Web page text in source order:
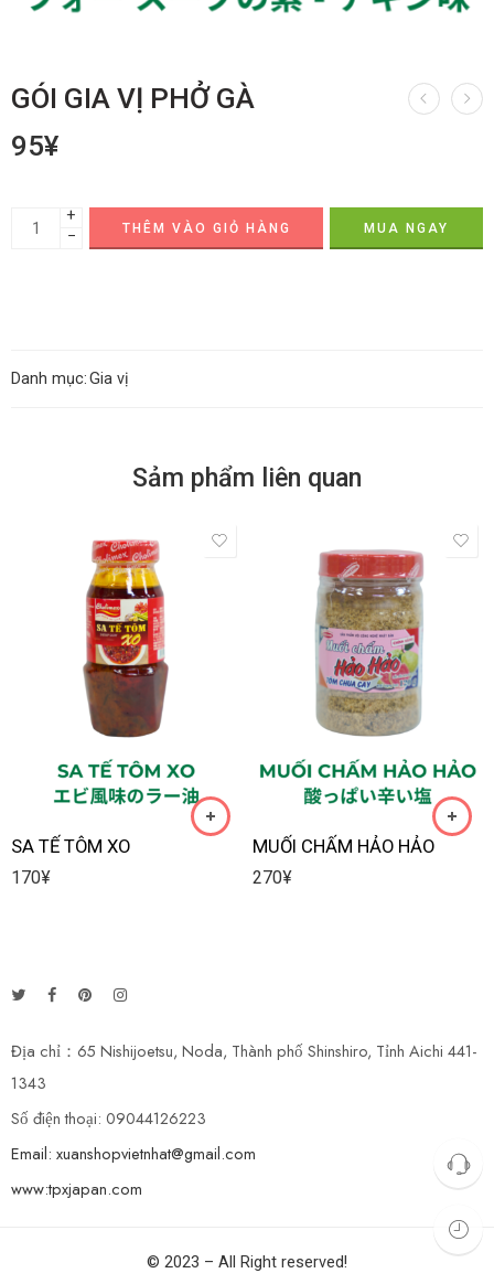
GÓI GIA VỊ PHỞ GÀ
95¥
+
−
THÊM VÀO GIỎ HÀNG MUA NGAY
Danh mục:Gia vị
Sảm phẩm liên quan
SA TẾ TÔM XO
170¥
MUỐI CHẤM HẢO HẢO
270¥
Địa chỉ：65 Nishijoetsu, Noda, Thành phố Shinshiro, Tỉnh Aichi 441-
1343
Số điện thoại: 09044126223
Email: xuanshopvietnhat@gmail.com
www:tpxjapan.com
© 2023 – All Right reserved!